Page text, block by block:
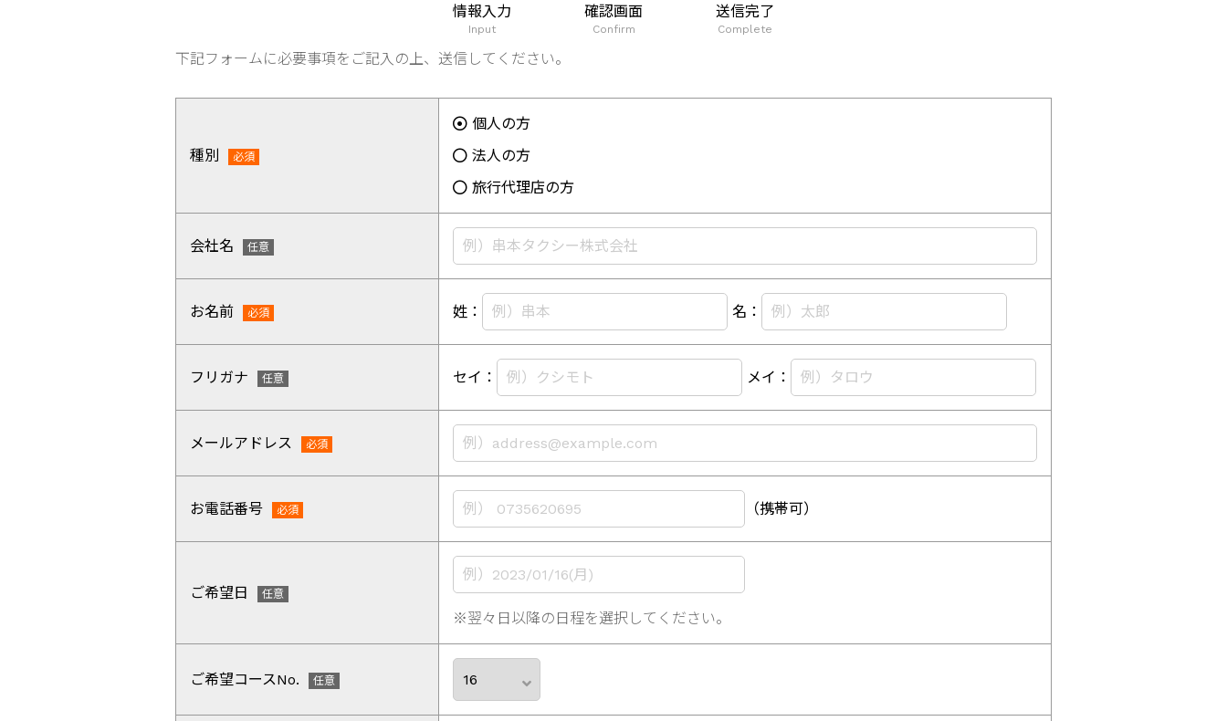
情報入力
Input
確認画面
Confirm
送信完了
Complete
下記フォームに必要事項をご記入の上、送信してください。
種別
個人の方
法人の方
旅行代理店の方
会社名
お名前 姓： 名：
フリガナ セイ： メイ：
メールアドレス
お電話番号 （携帯可）
ご希望日
※翌々日以降の日程を選択してください。
ご希望コースNo.